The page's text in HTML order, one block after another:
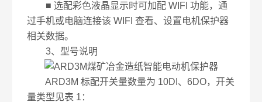
■ 选配彩色液晶显示时可加配 WIFI 功能，通
过手机或电脑连接该 WIFI 查看、设置电机保护器
相关数据。
3、型号说明
ARD3M 标配开关量数量为 10DI、6DO，开关
量类型见表 1：